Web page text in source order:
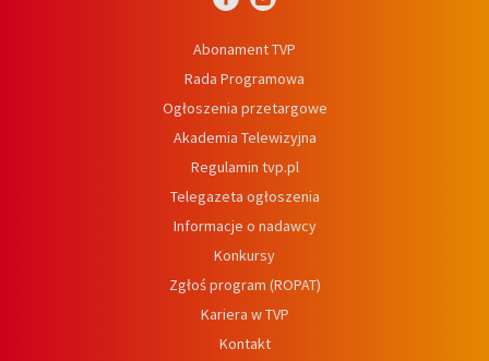
Abonament TVP
Rada Programowa
Ogłoszenia przetargowe
Akademia Telewizyjna
Regulamin tvp.pl
Telegazeta ogłoszenia
Informacje o nadawcy
Konkursy
Zgłoś program (ROPAT)
Kariera w TVP
Kontakt